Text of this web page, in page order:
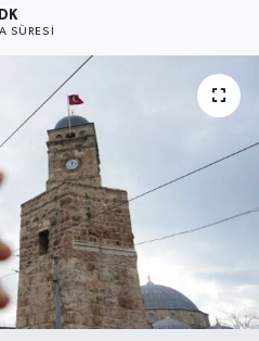
DK
SÜRESI